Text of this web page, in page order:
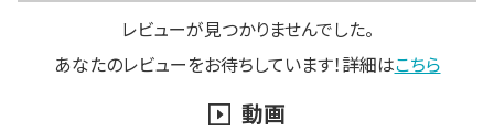
レビューが見つかりませんでした。
あなたのレビューをお待ちしています！詳細はこちら
動画